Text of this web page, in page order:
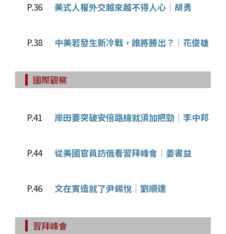
P.36 美式人權外交越來越不得人心│胡勇
P.38 中美若發生新冷戰，誰將勝出？│花俊雄
國際觀察
P.41 岸田要突破安倍路線就須加把勁│李中邦
P.44 從美國官員訪俄看習拜峰會│姜書益
P.46 文在寅造就了尹錫悅│劉順達
習拜峰會